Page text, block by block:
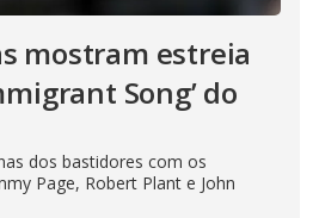
mostram estreia
Song’ do
dos bastidores com os
Page, Robert Plant e John